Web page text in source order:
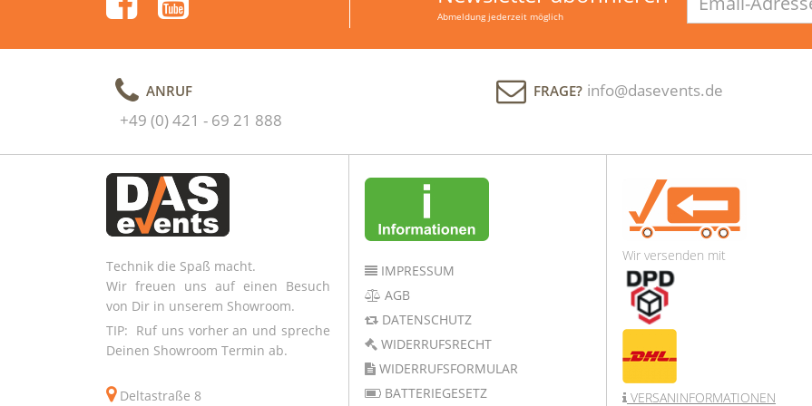
Abmeldung jederzeit möglich
Adresse
ANRUF
+49 (0) 421 - 69 21 888
FRAGE? info@dasevents.de
Technik die Spaß macht.
Wir freuen uns auf einen Besuch
von Dir in unserem Showroom.
TIP: Ruf uns vorher an und spreche
Deinen Showroom Termin ab.
Deltastraße 8
IMPRESSUM
AGB
DATENSCHUTZ
WIDERRUFSRECHT
WIDERRUFSFORMULAR
BATTERIEGESETZ
Wir versenden mit
VERSANINFORMATIONEN